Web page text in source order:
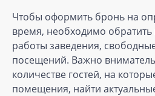
Чтобы оформить бронь на
время, необходимо
работы заведения,
посещений. Важно
количестве гостей, на
помещения, найти